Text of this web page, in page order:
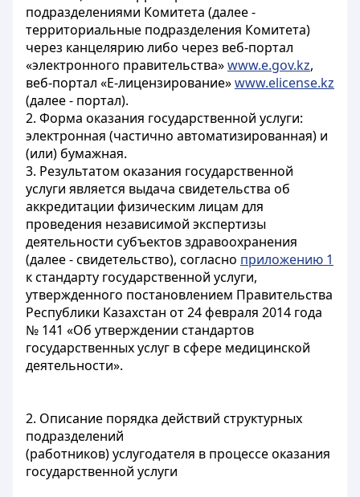
подразделениями Комитета (далее -
территориальные подразделения Комитета)
через канцелярию либо через веб-портал
«электронного правительства»www.e.gov.kz,
веб-портал «Е-лицензирование»www.elicense.kz
(далее - портал).
2. Форма оказания государственной услуги:
электронная (частично автоматизированная) и
(или) бумажная.
3. Результатом оказания государственной
услуги является выдача свидетельства об
аккредитации физическим лицам для
проведения независимой экспертизы
деятельности субъектов здравоохранения
(далее - свидетельство), согласно приложению 1
к стандарту государственной услуги,
утвержденного постановлением Правительства
Республики Казахстан от 24 февраля 2014 года
№ 141 «Об утверждении стандартов
государственных услуг в сфере медицинской
деятельности».
2. Описание порядка действий структурных
подразделений
(работников) услугодателя в процессе оказания
государственной услуги